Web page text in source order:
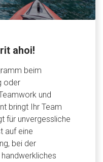
ahoi!
beim
oder
und
bringt Ihr Team
für unvergessliche
auf eine
bei der